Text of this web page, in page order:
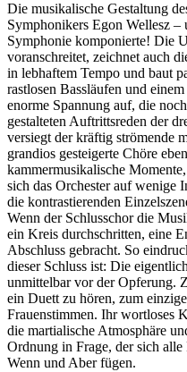
Die musikalische Gestaltung
Symphonikers Egon Wellesz –
Symphonie komponierte! Die
voranschreitet, zeichnet auch
in lebhaftem Tempo und baut
rastlosen Bassläufen und
enorme Spannung auf, die
gestalteten Auftrittsreden der
versiegt der kräftig strömende
grandios gesteigerte Chöre
kammermusikalische
sich das Orchester auf wenige
die kontrastierenden
Wenn der Schlusschor die
ein Kreis durchschritten, eine
Abschluss gebracht. So
dieser Schluss ist: Die
unmittelbar vor der Opferung.
ein Duett zu hören, zum
Frauenstimmen. Ihr wortloses
die martialische Atmosphäre
Ordnung in Frage, der sich
Wenn und Aber fügen.